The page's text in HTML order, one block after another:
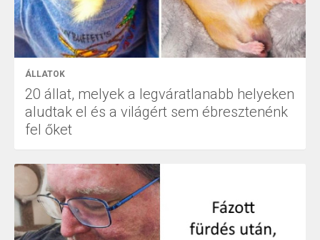
ÁLLATOK
20 állat, melyek a legváratlanabb helyeken
aludtak el és a világért sem ébresztenénk
fel őket